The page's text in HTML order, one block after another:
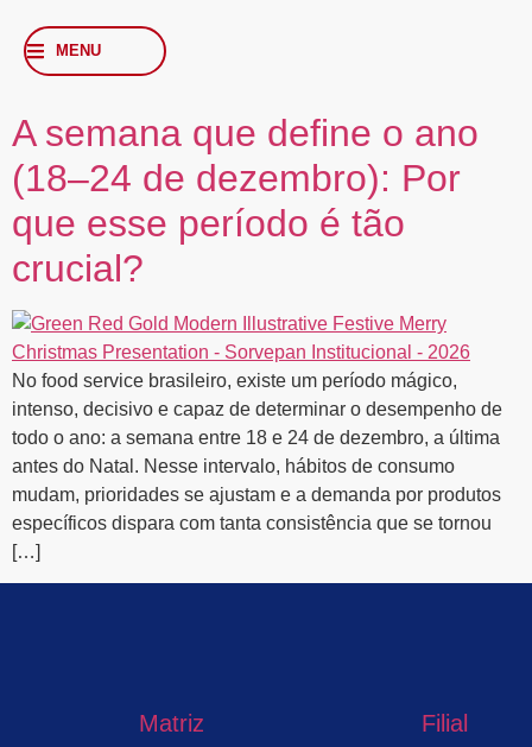
MENU
A semana que define o ano
(18–24 de dezembro): Por
que esse período é tão
crucial?
No food service brasileiro, existe um período mágico,
intenso, decisivo e capaz de determinar o desempenho de
todo o ano: a semana entre 18 e 24 de dezembro, a última
antes do Natal. Nesse intervalo, hábitos de consumo
mudam, prioridades se ajustam e a demanda por produtos
específicos dispara com tanta consistência que se tornou
[…]
Matriz Filial